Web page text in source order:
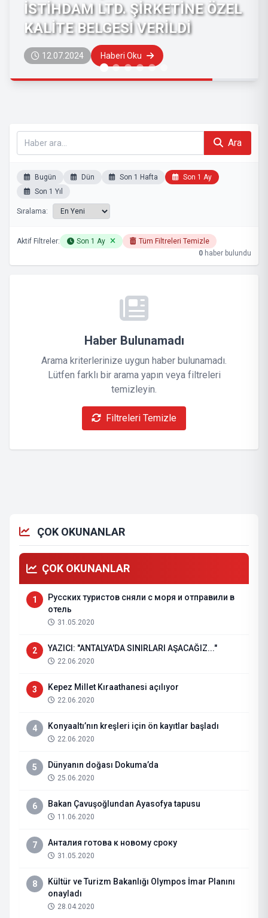
İSTİHDAM LTD. ŞİRKETİNE ÖZEL
KALİTE BELGESİ VERİLDİ
12.07.2024 Haberi Oku
Ara
Bugün Dün Son 1 Hafta
Son 1 Ay
Son 1 Yıl
Sıralama:
Aktif Filtreler: Son 1 Ay
Tüm Filtreleri Temizle
0 haber bulundu
Haber Bulunamadı
Arama kriterlerinize uygun haber bulunamadı.
Lütfen farklı bir arama yapın veya filtreleri
temizleyin.
Filtreleri Temizle
ÇOK OKUNANLAR
ÇOK OKUNANLAR
1
Русских туристов сняли с моря и отправили в
отель
31.05.2020
2 YAZICI: "ANTALYA'DA SINIRLARI AŞACAĞIZ..."
22.06.2020
3 Kepez Millet Kıraathanesi açılıyor
22.06.2020
4 Konyaaltı’nın kreşleri için ön kayıtlar başladı
22.06.2020
5 Dünyanın doğası Dokuma’da
25.06.2020
6 Bakan Çavuşoğlundan Ayasofya tapusu
11.06.2020
7 Анталия готова к новому сроку
31.05.2020
8
Kültür ve Turizm Bakanlığı Olympos İmar Planını
onayladı
28.04.2020